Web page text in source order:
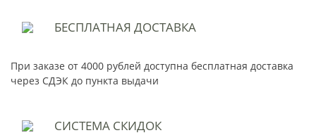
БЕСПЛАТНАЯ ДОСТАВКА
При заказе от 4000 рублей доступна бесплатная доставка
через СДЭК до пункта выдачи
СИСТЕМА СКИДОК